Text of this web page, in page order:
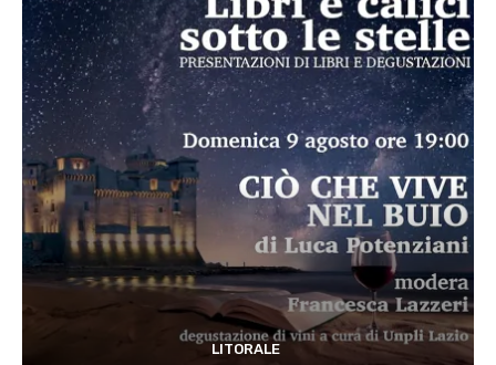
LITORALE